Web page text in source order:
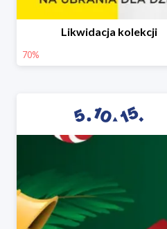
Likwidacja kolekcji
70%